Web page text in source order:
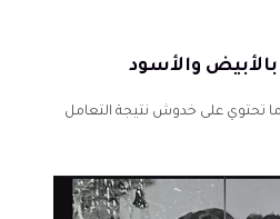
والأسود
ما تحتوي على خدوش نتيجة التعامل